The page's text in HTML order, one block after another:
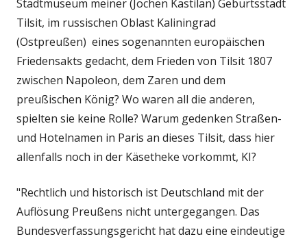
Stadtmuseum meiner (Jochen Kastilan) Geburtsstadt
Tilsit, im russischen Oblast Kaliningrad
(Ostpreußen) eines sogenannten europäischen
Friedensakts gedacht, dem Frieden von Tilsit 1807
zwischen Napoleon, dem Zaren und dem
preußischen König? Wo waren all die anderen,
spielten sie keine Rolle? Warum gedenken Straßen-
und Hotelnamen in Paris an dieses Tilsit, dass hier
allenfalls noch in der Käsetheke vorkommt, KI?
"Rechtlich und historisch ist Deutschland mit der
Auflösung Preußens nicht untergegangen. Das
Bundesverfassungsgericht hat dazu eine eindeutige